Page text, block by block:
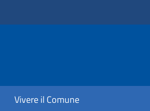
Vivere il Comune